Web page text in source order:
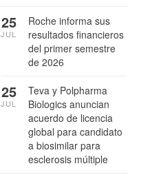
Roche informa sus
resultados financieros
del primer semestre
de 2026
25
JUL
Teva y Polpharma
Biologics anuncian
acuerdo de licencia
global para candidato
a biosimilar para
esclerosis múltiple
25
JUL